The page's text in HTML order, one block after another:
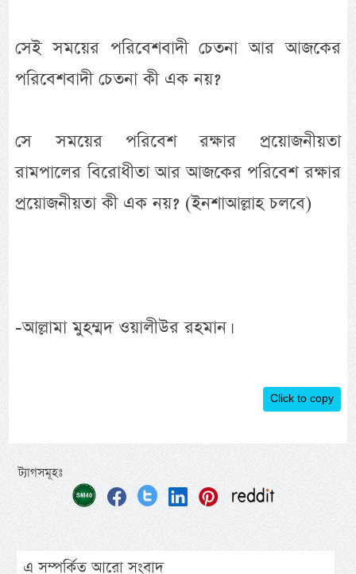
সেই সময়ের পরিবেশবাদী চেতনা আর আজকের
পরিবেশবাদী চেতনা কী এক নয়?
সে সময়ের পরিবেশ রক্ষার প্রয়োজনীয়তা
রামপালের বিরোধীতা আর আজকের পরিবেশ রক্ষার
প্রয়োজনীয়তা কী এক নয়? (ইনশাআল্লাহ চলবে)
-আল্লামা মুহম্মদ ওয়ালীউর রহমান।
Click to copy
ট্যাগসমূহঃ
এ সম্পর্কিত আরো সংবাদ